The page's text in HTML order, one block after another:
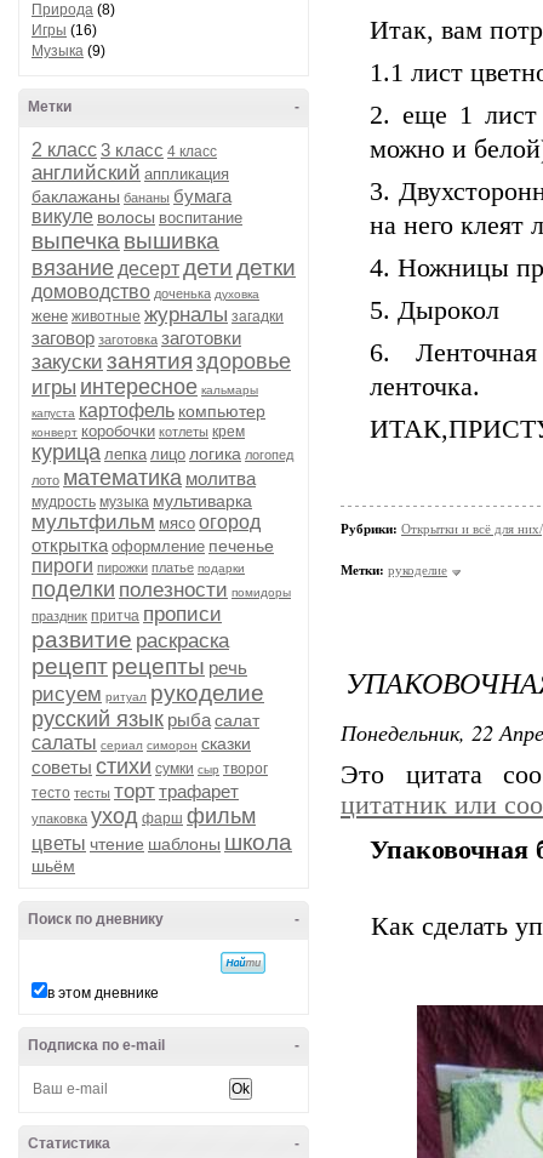
Природа (8)
Игры (16)
Музыка (9)
-
Метки
2 класс3 класс 4 класс
английский аппликация
баклажаны бананы бумага
викуле волосы воспитание
выпечка вышивка
вязание десертдетидетки
домоводство доченька духовка
жене животные журналы загадки
заговор заготовка заготовки
закуски занятия здоровье
игры интересное кальмары
капуста картофель компьютер
конверт коробочки котлеты крем
курица лепка лицо логика логопед
лото математика молитва
мудрость музыка мультиварка
мультфильм мясо огород
открытка оформление печенье
пироги пирожки платье подарки
поделки полезности помидоры
праздник притча прописи
развитие раскраска
рецептрецепты речь
рисуем ритуал рукоделие
русский язык рыбасалат
салаты сериал симорон сказки
советы стихи сумки сыр творог
тесто тесты торттрафарет
упаковка уход фарш фильм
цветы чтение шаблоны школа
шьём
-
Поиск по дневнику
в этом дневнике
-
Подписка по e-mail
-
Статистика
Итак, вам
1.1 лист
2. еще 1 лист
можно и
3.
на него клеят
4. Ножницы
5. Дырокол
6.
ленточка.
Рубрики: Открытки и всё для
Метки: рукоделие
Понедельник, 22
Это цитата
цитатник или
Упаковочная
Как сделать